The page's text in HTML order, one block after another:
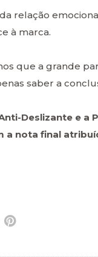
relação
à marca.
que a grande
saber a
Deslizante e a
a nota final